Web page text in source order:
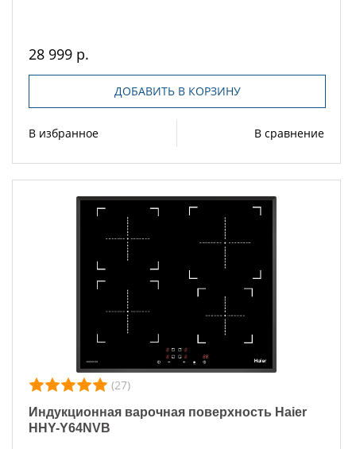
28 999 р.
ДОБАВИТЬ В КОРЗИНУ
В избранное В сравнение
(27)
Индукционная варочная поверхность Haier
HHY-Y64NVB